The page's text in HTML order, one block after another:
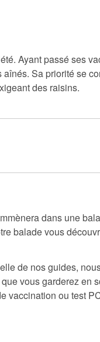
Ayant passé ses
Sa priorité se
des raisins.
dans une
balade vous
de nos guides,
vous garderez en
vaccination ou test